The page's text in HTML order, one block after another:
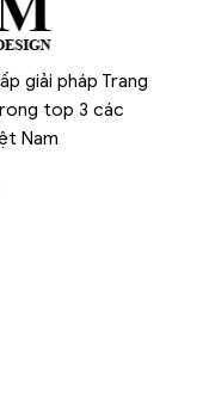
giải pháp Trang
top 3 các
Nam